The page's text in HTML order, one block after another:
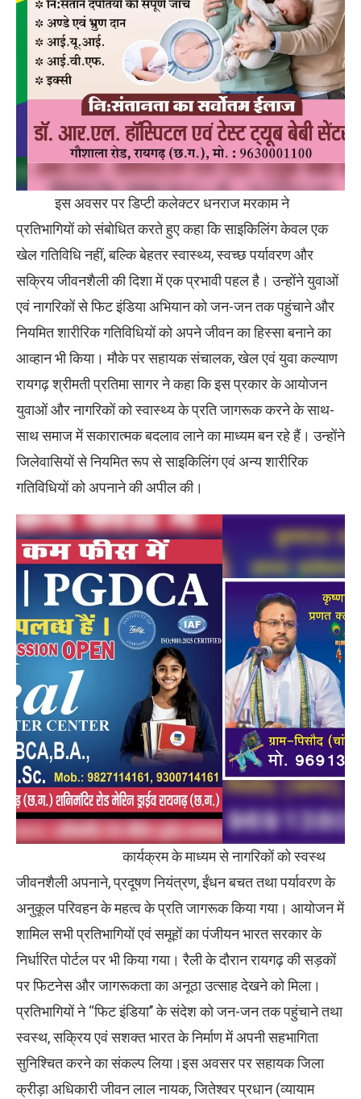
इस अवसर पर डिप्टी कलेक्टर धनराज मरकाम ने
प्रतिभागियों को संबोधित करते हुए कहा कि साइकिलिंग केवल एक
खेल गतिविधि नहीं, बल्कि बेहतर स्वास्थ्य, स्वच्छ पर्यावरण और
सक्रिय जीवनशैली की दिशा में एक प्रभावी पहल है। उन्होंने युवाओं
एवं नागरिकों से फिट इंडिया अभियान को जन-जन तक पहुंचाने और
नियमित शारीरिक गतिविधियों को अपने जीवन का हिस्सा बनाने का
आव्हान भी किया। मौके पर सहायक संचालक, खेल एवं युवा कल्याण
रायगढ़ श्रीमती प्रतिमा सागर ने कहा कि इस प्रकार के आयोजन
युवाओं और नागरिकों को स्वास्थ्य के प्रति जागरूक करने के साथ-
साथ समाज में सकारात्मक बदलाव लाने का माध्यम बन रहे हैं। उन्होंने
जिलेवासियों से नियमित रूप से साइकिलिंग एवं अन्य शारीरिक
गतिविधियों को अपनाने की अपील की।
कार्यक्रम के माध्यम से नागरिकों को स्वस्थ
जीवनशैली अपनाने, प्रदूषण नियंत्रण, ईंधन बचत तथा पर्यावरण के
अनुकूल परिवहन के महत्व के प्रति जागरूक किया गया। आयोजन में
शामिल सभी प्रतिभागियों एवं समूहों का पंजीयन भारत सरकार के
निर्धारित पोर्टल पर भी किया गया। रैली के दौरान रायगढ़ की सड़कों
पर फिटनेस और जागरूकता का अनूठा उत्साह देखने को मिला।
प्रतिभागियों ने ‘‘फिट इंडिया’’ के संदेश को जन-जन तक पहुंचाने तथा
स्वस्थ, सक्रिय एवं सशक्त भारत के निर्माण में अपनी सहभागिता
सुनिश्चित करने का संकल्प लिया।इस अवसर पर सहायक जिला
क्रीड़ा अधिकारी जीवन लाल नायक, जितेश्वर प्रधान (व्यायाम